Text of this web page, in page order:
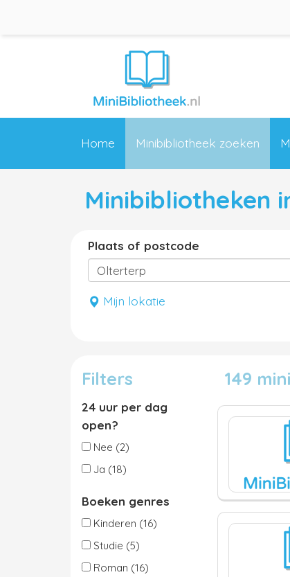
Home Minibibliotheek zoeken
Minibibliotheken
Plaats of postcode
Mijn lokatie
Filters
24 uur per dag
open?
Nee (2)
Ja (18)
Boeken genres
Kinderen (16)
Studie (5)
Roman (16)
149